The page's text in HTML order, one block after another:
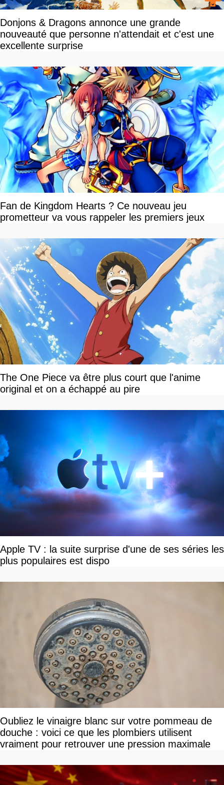
Donjons & Dragons annonce une grande
nouveauté que personne n'attendait et c'est une
excellente surprise
Fan de Kingdom Hearts ? Ce nouveau jeu
prometteur va vous rappeler les premiers jeux
The One Piece va être plus court que l'anime
original et on a échappé au pire
Apple TV : la suite surprise d'une de ses séries les
plus populaires est dispo
Oubliez le vinaigre blanc sur votre pommeau de
douche : voici ce que les plombiers utilisent
vraiment pour retrouver une pression maximale